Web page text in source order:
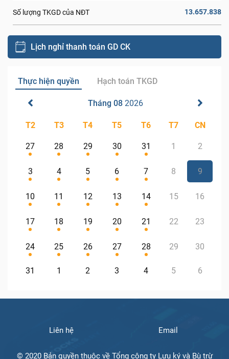
Số lượng TKGD của NĐT 13.657.838
Lịch nghỉ thanh toán GD CK
Thực hiện quyền Hạch toán TKGD
Tháng 08 2026
T2 T3 T4 T5 T6 T7 CN
27 28 29 30 31 1 2
3 4 5 6 7 8 9
10 11 12 13 14 15 16
17 18 19 20 21 22 23
24 25 26 27 28 29 30
31 1 2 3 4 5 6
Liên hệ Email
© 2020 Bản quyền thuộc về Tổng công ty Lưu ký và Bù trừ